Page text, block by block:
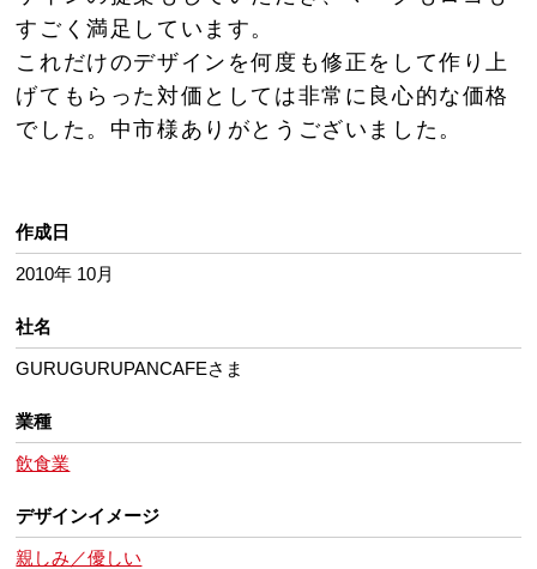
すごく満足しています。
これだけのデザインを何度も修正をして作り上
げてもらった対価としては非常に良心的な価格
でした。中市様ありがとうございました。
作成日
2010年 10月
社名
GURUGURUPANCAFEさま
業種
飲食業
デザインイメージ
親しみ／優しい